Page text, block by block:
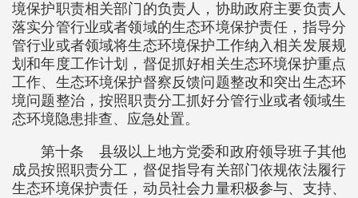
境保护职责相关部门的负责人，协助政府主要负责人
落实分管行业或者领域的生态环境保护责任，指导分
管行业或者领域将生态环境保护工作纳入相关发展规
划和年度工作计划，督促抓好相关生态环境保护重点
工作、生态环境保护督察反馈问题整改和突出生态环
境问题整治，按照职责分工抓好分管行业或者领域生
态环境隐患排查、应急处置。
第十条 县级以上地方党委和政府领导班子其他
成员按照职责分工，督促指导有关部门依规依法履行
生态环境保护责任，动员社会力量积极参与、支持、